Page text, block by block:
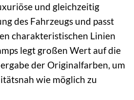
und gleichzeitig
des Fahrzeugs und passt
charakteristischen Linien
legt großen Wert auf die
der Originalfarben, um
wie möglich zu